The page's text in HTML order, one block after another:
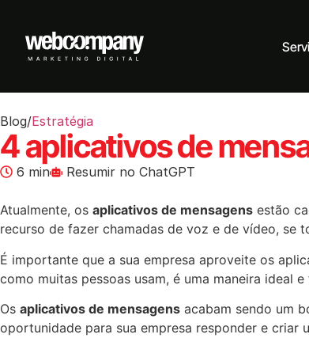
Blog/Estratégia
4 aplicativos de
6 min Resumir no ChatGPT
Atualmente, os aplicativos de mensagens estão
recurso de fazer chamadas de voz e de vídeo, se
É importante que a sua empresa aproveite os
como muitas pessoas usam, é uma maneira ideal
Os aplicativos de mensagens acabam sendo um
oportunidade para sua empresa responder e criar